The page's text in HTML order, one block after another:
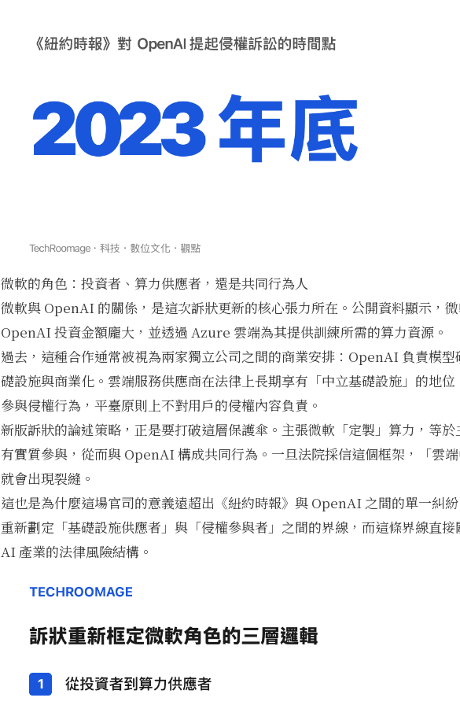
微軟的角色：投資者、算力供應者，還是共同行為人
微軟與 OpenAI 的關係，是這次訴狀更新的核心張力所在。公開資料顯示，
OpenAI 投資金額龐大，並透過 Azure 雲端為其提供訓練所需的算力資源。
過去，這種合作通常被視為兩家獨立公司之間的商業安排：OpenAI 負責模
礎設施與商業化。雲端服務供應商在法律上長期享有「中立基礎設施」的地
參與侵權行為，平臺原則上不對用戶的侵權內容負責。
新版訴狀的論述策略，正是要打破這層保護傘。主張微軟「定製」算力，等
有實質參與，從而與 OpenAI 構成共同行為。一旦法院採信這個框架，「雲
就會出現裂縫。
這也是為什麼這場官司的意義遠超出《紐約時報》與 OpenAI 之間的單一糾
重新劃定「基礎設施供應者」與「侵權參與者」之間的界線，而這條界線直
AI 產業的法律風險結構。